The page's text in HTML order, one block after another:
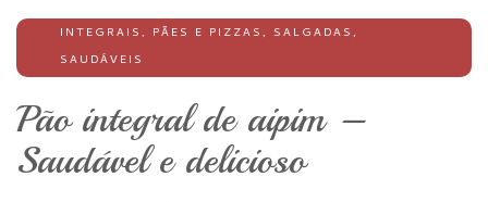
INTEGRAIS, PÃES E PIZZAS, SALGADAS,
SAUDÁVEIS
Pão integral de aipim –
Saudável e delicioso